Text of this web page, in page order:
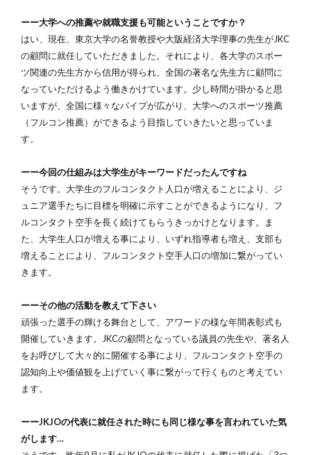
ーー大学への推薦や就職支援も可能ということですか？
はい、現在、東京大学の名誉教授や大阪経済大学理事の先生がJKC
の顧問に就任していただきました。それにより、各大学のスポー
ツ関連の先生方から信用が得られ、全国の著名な先生方に顧問に
なっていただけるよう働きかけています。少し時間が掛かると思
いますが、全国に様々なパイプが広がり、大学へのスポーツ推薦
（フルコン推薦）ができるよう目指していきたいと思っていま
す。
ーー今回の仕組みは大学生がキーワードだったんですね
そうです。大学生のフルコンタクト人口が増えることにより、ジ
ュニア選手たちに目標を明確に示すことができるようになり、フ
ルコンタクト空手を長く続けてもらうきっかけとなります。ま
た、大学生人口が増える事により、いずれ指導者も増え、支部も
増えることにより、フルコンタクト空手人口の増加に繋がってい
きます。
ーーその他の活動を教えて下さい
頑張った選手の輝ける舞台として、アワードの様な年間表彰式も
開催していきます。JKCの顧問となっている議員の先生や、著名人
をお呼びして大々的に開催する事により、フルコンタクト空手の
認知向上や価値観を上げていく事に繋がって行くものと考えてい
ます。
ーーJKJOの代表に就任された時にも同じ様な事を言われていた気
がします…